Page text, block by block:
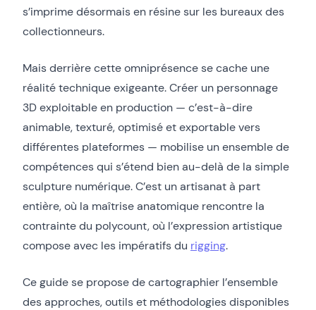
s’imprime désormais en résine sur les bureaux des
collectionneurs.
Mais derrière cette omniprésence se cache une
réalité technique exigeante. Créer un personnage
3D exploitable en production — c’est-à-dire
animable, texturé, optimisé et exportable vers
différentes plateformes — mobilise un ensemble de
compétences qui s’étend bien au-delà de la simple
sculpture numérique. C’est un artisanat à part
entière, où la maîtrise anatomique rencontre la
contrainte du polycount, où l’expression artistique
compose avec les impératifs du rigging.
Ce guide se propose de cartographier l’ensemble
des approches, outils et méthodologies disponibles